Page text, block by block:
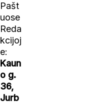
Pašt
uose
Reda
kcijoj
e:
Kaun
o g.
36,
Jurb